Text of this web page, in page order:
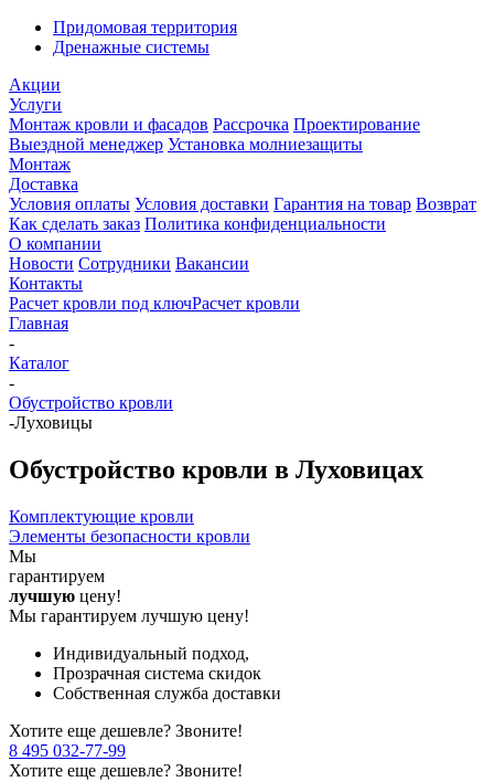
Придомовая территория
Дренажные системы
Акции
Услуги
Монтаж кровли и фасадов Рассрочка Проектирование
Выездной менеджер Установка молниезащиты
Монтаж
Доставка
Условия оплаты Условия доставки Гарантия на товар Возврат
Как сделать заказ Политика конфиденциальности
О компании
Новости Сотрудники Вакансии
Контакты
Расчет кровли под ключРасчет кровли
Главная
-
Каталог
-
Обустройство кровли
-Луховицы
Обустройство кровли в Луховицах
Комплектующие кровли
Элементы безопасности кровли
Мы
гарантируем
лучшую цену!
Мы гарантируем лучшую цену!
Индивидуальный подход,
Прозрачная система скидок
Собственная служба доставки
Хотите еще дешевле? Звоните!
8 495 032-77-99
Хотите еще дешевле? Звоните!